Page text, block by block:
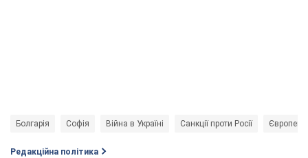
Болгарія Софія Війна в Україні Санкції проти Росії
Редакційна політика